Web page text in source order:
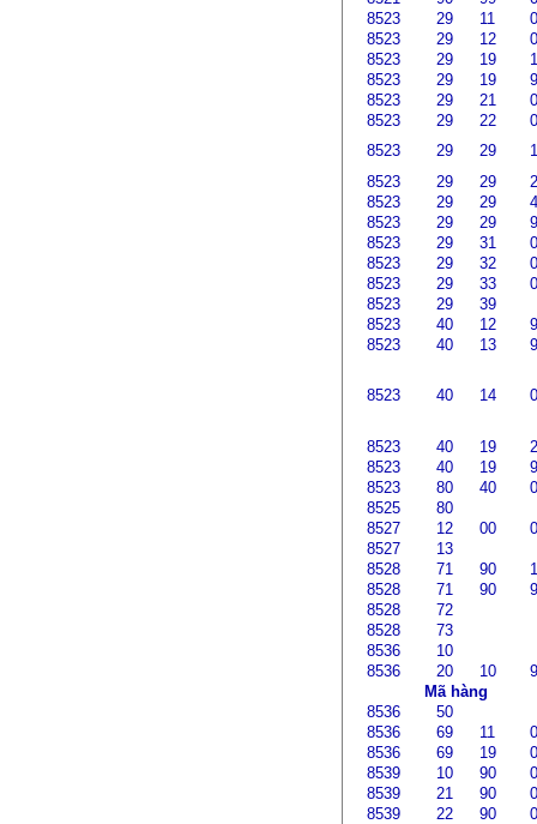
8523
29 11
8523
29 12
8523
29 19
8523
29 19
8523
29 21
8523
29 22
8523
29 29
8523
29 29
8523
29 29
8523
29 29
8523
29 31
8523
29 32
8523
29 33
8523
29
39
8523
40 12
8523
40 13
8523 40 14
8523 40 19
8523
40 19
8523
80 40
8525
80
8527
12 00
8527
13
8528
71 90
8528
71 90
8528
72
8528
73
8536
10
8536
20 10
Mã hàng
8536
50
8536
69 11
8536
69 19
8539
10 90
8539
21 90
8539
22 90